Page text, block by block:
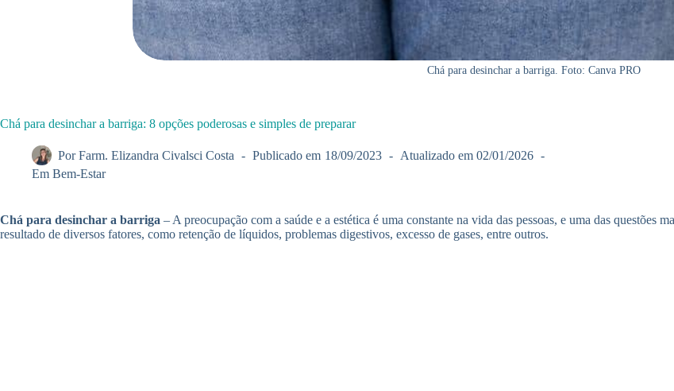
Chá para desinchar a barriga. Foto: Canva PRO
Chá para desinchar a barriga: 8 opções poderosas e simples de preparar
Por Farm. Elizandra Civalsci Costa Publicado em 18/09/2023 Atualizado em 02/01/2026
Em Bem-Estar
Chá para desinchar a barriga – A preocupação com a saúde e a estética é uma constante na vida das pessoas, e uma das questões
resultado de diversos fatores, como retenção de líquidos, problemas digestivos, excesso de gases, entre outros.